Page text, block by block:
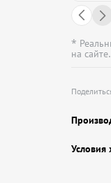
*
на сайте.
Условия